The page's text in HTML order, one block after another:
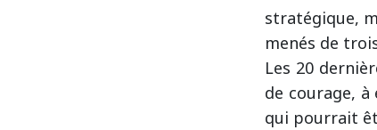
stratégique,
menés de
Les 20
de courage,
qui pourrait